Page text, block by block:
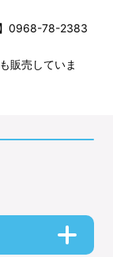
0968-78-2383
販売していま